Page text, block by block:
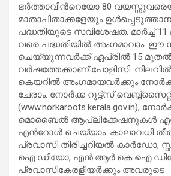
ഭർത്താവിന്‍റെയോ 80
മാതാപിതാക്കളേയും
പദ്ധതിയുടെ സവിശേഷത. മാർച്ച്
വരെ പദ്ധതിയിൽ അംഗമാവാം.
ചെയ്യുന്നവര്‍ക്ക് ഏപ്രിൽ 15
വര്‍ഷത്തേക്കാണ് പോളിസി.
കെയറില്‍ അംഗമായവര്‍ക്കും
ചേരാം. നോര്‍ക്ക റൂട്ട്സ് വെബ്ബ്സൈറ്റ്
(www.norkaroots.kerala.gov.in),
മൊബൈല്‍ ആപ്ലിക്കേഷനുകൾ
എൻറോൾ ചെയ്യാം. കാലാവധി
പ്രവാസി തിരിച്ചറിയൽ കാർഡോ,
ഐ.ഡിയോ, എന്‍.ആര്‍.കെ
പ്രവാസികേരളീയര്‍ക്കും അവരുടെ